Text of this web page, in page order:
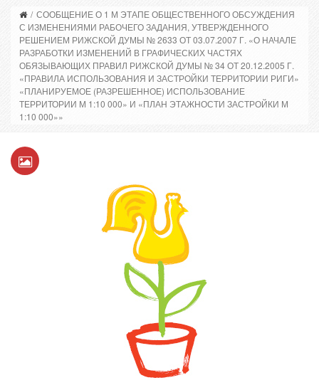
/ СООБЩЕНИЕ О 1 М ЭТАПЕ ОБЩЕСТВЕННОГО ОБСУЖДЕНИЯ
С ИЗМЕНЕНИЯМИ РАБОЧЕГО ЗАДАНИЯ, УТВЕРЖДЕННОГО
РЕШЕНИЕМ РИЖСКОЙ ДУМЫ № 2633 ОТ 03.07.2007 Г. «О НАЧАЛЕ
РАЗРАБОТКИ ИЗМЕНЕНИЙ В ГРАФИЧЕСКИХ ЧАСТЯХ
ОБЯЗЫВАЮЩИХ ПРАВИЛ РИЖСКОЙ ДУМЫ № 34 ОТ 20.12.2005 Г.
«ПРАВИЛА ИСПОЛЬЗОВАНИЯ И ЗАСТРОЙКИ ТЕРРИТОРИИ РИГИ»
«ПЛАНИРУЕМОЕ (РАЗРЕШЕННОЕ) ИСПОЛЬЗОВАНИЕ
ТЕРРИТОРИИ М 1:10 000» И «ПЛАН ЭТАЖНОСТИ ЗАСТРОЙКИ М
1:10 000»»